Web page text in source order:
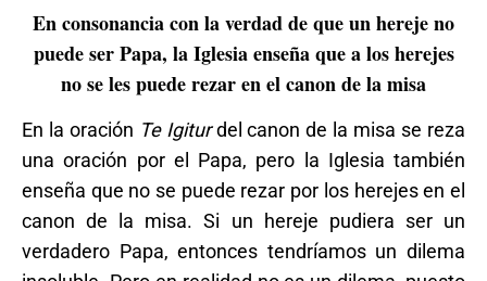
En consonancia con la verdad de que un hereje no
puede ser Papa, la Iglesia enseña que a los herejes
no se les puede rezar en el canon de la misa
En la oración Te Igiturdel canon de la misa se reza
una oración por el Papa, pero la Iglesia también
enseña que no se puede rezar por los herejes en el
canon de la misa. Si un hereje pudiera ser un
verdadero Papa, entonces tendríamos un dilema